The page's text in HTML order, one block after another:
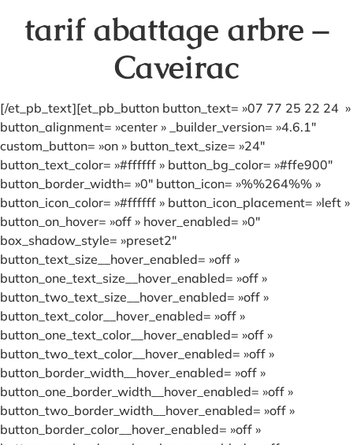
tarif abattage arbre –
Caveirac
[/et_pb_text][et_pb_button button_text= »07 77 25 22 24 »
button_alignment= »center » _builder_version= »4.6.1″
custom_button= »on » button_text_size= »24″
button_text_color= »#ffffff » button_bg_color= »#ffe900″
button_border_width= »0″ button_icon= »%%264%% »
button_icon_color= »#ffffff » button_icon_placement= »left »
button_on_hover= »off » hover_enabled= »0″
box_shadow_style= »preset2″
button_text_size__hover_enabled= »off »
button_one_text_size__hover_enabled= »off »
button_two_text_size__hover_enabled= »off »
button_text_color__hover_enabled= »off »
button_one_text_color__hover_enabled= »off »
button_two_text_color__hover_enabled= »off »
button_border_width__hover_enabled= »off »
button_one_border_width__hover_enabled= »off »
button_two_border_width__hover_enabled= »off »
button_border_color__hover_enabled= »off »